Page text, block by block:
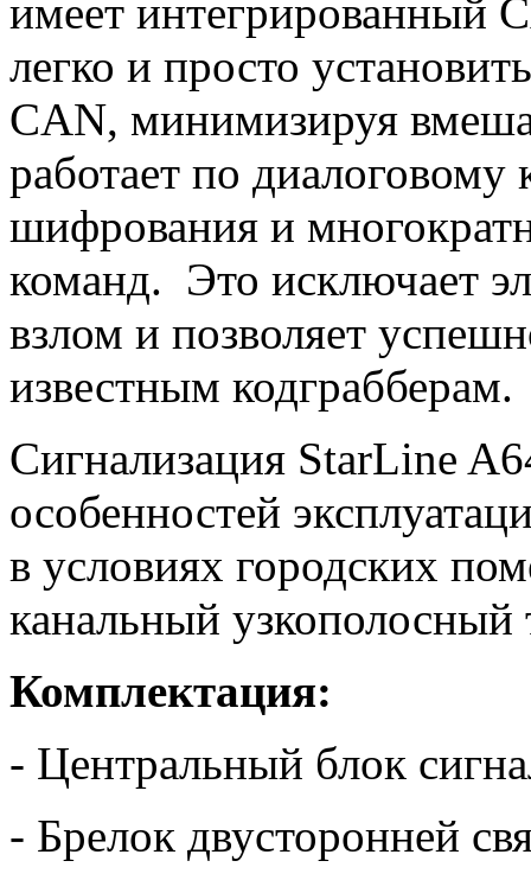
имеет интегрированный
легко и просто
CAN, минимизируя
работает по
шифрования и
команд. Это исключает
взлом и позволяет
известным кодграбберам.
Сигнализация StarLine
особенностей
в условиях городских
канальный узкополосный
Комплектация:
- Центральный блок
- Брелок двусторонней